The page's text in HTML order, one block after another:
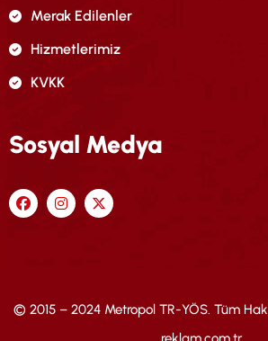
Merak Edilenler
Hizmetlerimiz
KVKK
Sosyal Medya
© 2015 – 2024 Metropol TR-YÖS. Tüm